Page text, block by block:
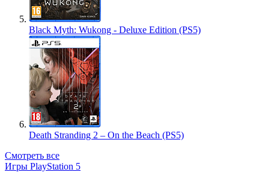
Black Myth: Wukong - Deluxe Edition (PS5)
Death Stranding 2 – On the Beach (PS5)
Смотреть все
Игры PlayStation 5